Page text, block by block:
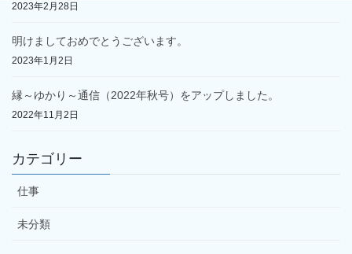
2023年2月28日
明けましておめでとうございます。
2023年1月2日
縁～ゆかり～通信（2022年秋号）をアップしました。
2022年11月2日
カテゴリー
仕事
未分類